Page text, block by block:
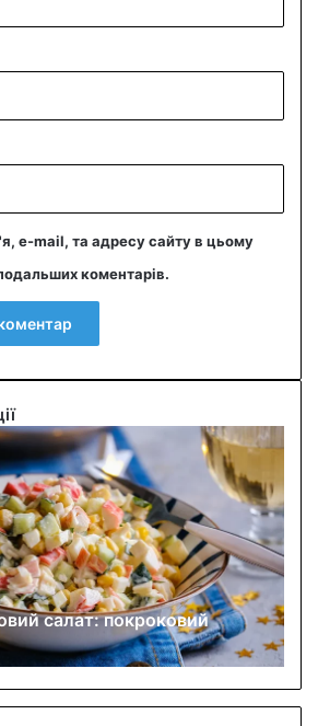
e-mail, та адресу сайту в цьому
коментарів.
салат: покроковий